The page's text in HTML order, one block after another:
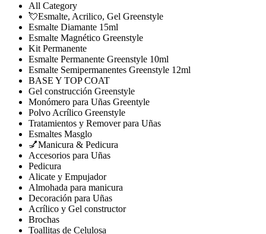
All Category
💘Esmalte, Acrilico, Gel Greenstyle
Esmalte Diamante 15ml
Esmalte Magnético Greenstyle
Kit Permanente
Esmalte Permanente Greenstyle 10ml
Esmalte Semipermanentes Greenstyle 12ml
BASE Y TOP COAT
Gel construcción Greenstyle
Monómero para Uñas Greentyle
Polvo Acrílico Greenstyle
Tratamientos y Remover para Uñas
Esmaltes Masglo
💅Manicura & Pedicura
Accesorios para Uñas
Pedicura
Alicate y Empujador
Almohada para manicura
Decoración para Uñas
Acrílico y Gel constructor
Brochas
Toallitas de Celulosa